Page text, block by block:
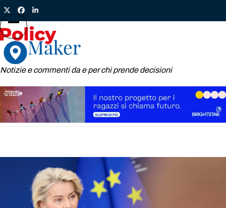
Skip
to
content
TwitterFacebook
LinkedIn
Notizie e commenti da e per chi prende decisioni
Open
mobile
menu
Close
mobile
menu